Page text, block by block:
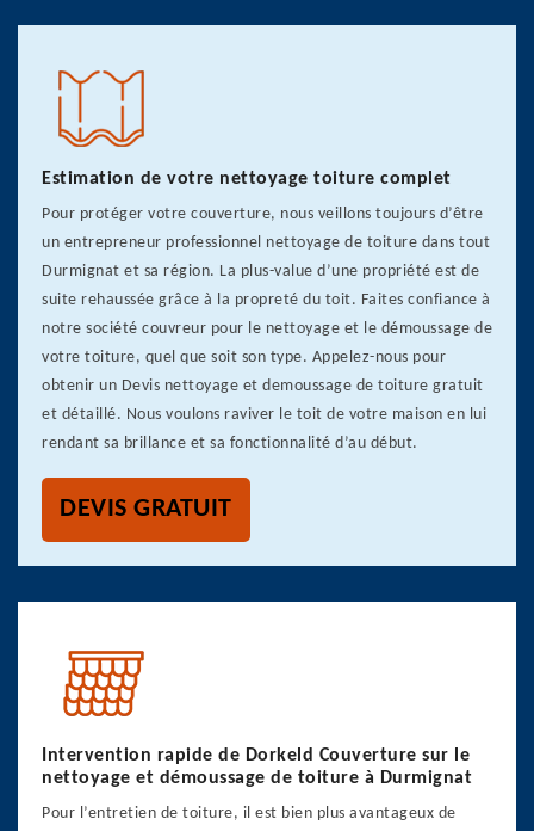
Estimation de votre nettoyage toiture complet
Pour protéger votre couverture, nous veillons toujours d’être
un entrepreneur professionnel nettoyage de toiture dans tout
Durmignat et sa région. La plus-value d’une propriété est de
suite rehaussée grâce à la propreté du toit. Faites confiance à
notre société couvreur pour le nettoyage et le démoussage de
votre toiture, quel que soit son type. Appelez-nous pour
obtenir un Devis nettoyage et demoussage de toiture gratuit
et détaillé. Nous voulons raviver le toit de votre maison en lui
rendant sa brillance et sa fonctionnalité d’au début.
DEVIS GRATUIT
Intervention rapide de Dorkeld Couverture sur le
nettoyage et démoussage de toiture à Durmignat
Pour l’entretien de toiture, il est bien plus avantageux de